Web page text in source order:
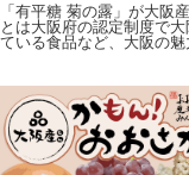
「有平糖 菊の露」が大阪
とは大阪府の認定制度で
ている食品など、大阪の魅